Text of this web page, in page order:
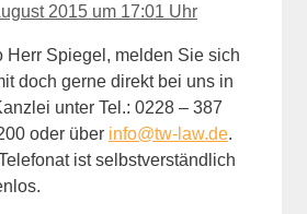
2015 um 17:01 Uhr
Herr Spiegel, melden Sie sich
doch gerne direkt bei uns in
unter Tel.: 0228 – 387
oder über info@tw-law.de.
ist selbstverständlich